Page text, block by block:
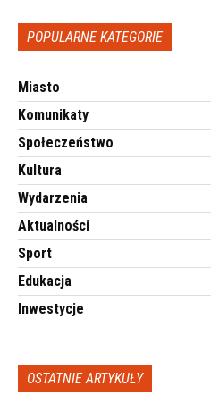
POPULARNE KATEGORIE
Miasto
Komunikaty
Społeczeństwo
Kultura
Wydarzenia
Aktualności
Sport
Edukacja
Inwestycje
OSTATNIE ARTYKUŁY